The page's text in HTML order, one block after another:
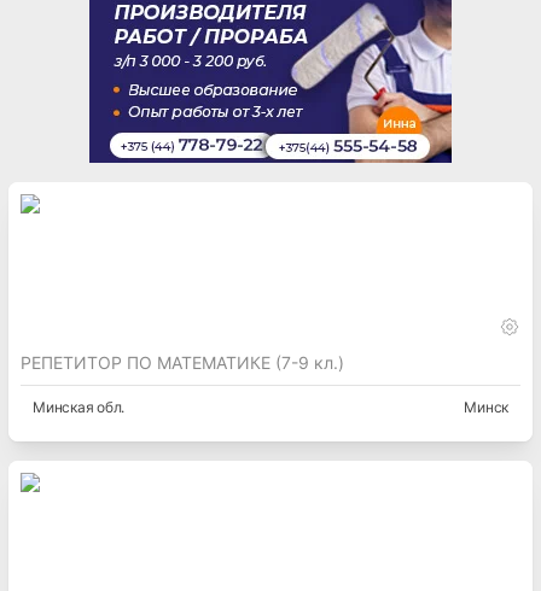
РЕПЕТИТОР ПО МАТЕМАТИКЕ (7-9 кл.)
Минская обл. Минск